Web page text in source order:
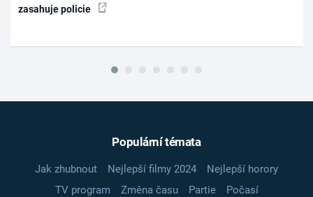
zasahuje policie
Populární témata
Jak zhubnout Nejlepší filmy 2024
Nejlepší horory
TV program
Změna času Partie
Počasí